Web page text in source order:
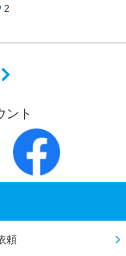
2
ント
頼